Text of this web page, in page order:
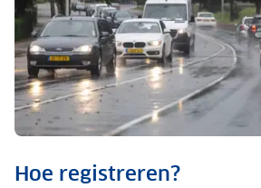
Hoe registreren?